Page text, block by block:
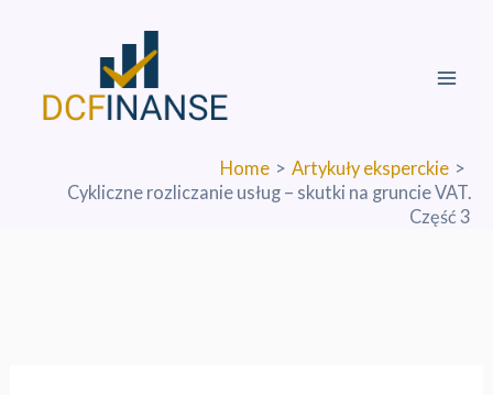
Home
Artykuły eksperckie
Cykliczne rozliczanie usług – skutki na gruncie VAT.
Część 3